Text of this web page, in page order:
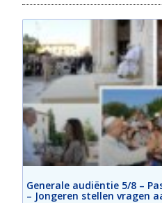
Generale audiëntie 5/8 –
– Jongeren stellen vragen